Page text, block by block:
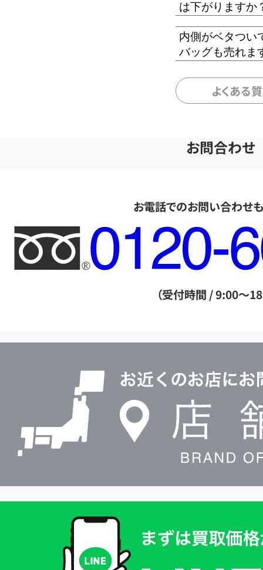
は下がりますか
内側がベタつい
バッグも売れま
よくある
お問合わせ
お電話でのお問い合わせ
フ
リ
ー
ル
（受付時間 / 9:00～